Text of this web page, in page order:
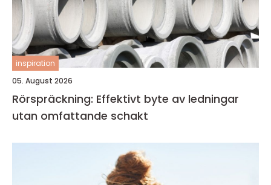
inspiration
05. August 2026
Rörspräckning: Effektivt byte av ledningar
utan omfattande schakt